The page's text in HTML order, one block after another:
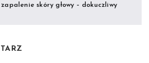
skóry głowy – dokuczliwy